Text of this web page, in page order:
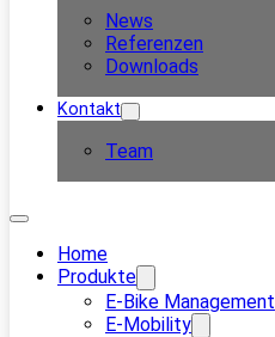
News
Referenzen
Downloads
Kontakt
Team
Home
Produkte
E-Bike Management
E-Mobility